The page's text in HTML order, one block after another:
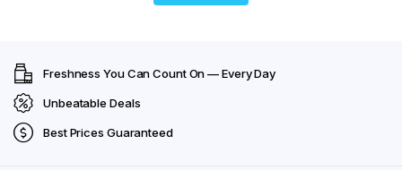
Freshness You Can Count On — Every Day
Unbeatable Deals
Best Prices Guaranteed